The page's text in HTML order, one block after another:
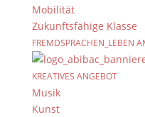
Mobilität
Zukunftsfähige Klasse
FREMDSPRACHEN_LEBEN
KREATIVES ANGEBOT
Musik
Kunst